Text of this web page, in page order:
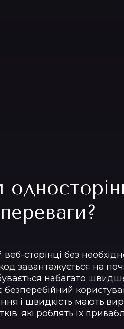
сторінці без
завантажується на
набагато
і швидкість мають
які роблять їх